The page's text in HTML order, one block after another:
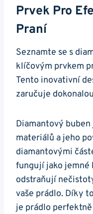
Prvek Pro​
⁣praní
Seznamte se⁢ s
klíčovým prvkem
Tento inovativní
zaručuje
Diamantový
materiálů a jeho
diamantovými
fungují jako jemné​
odstraňují
vaše ⁤prádlo. Díky
je prádlo​